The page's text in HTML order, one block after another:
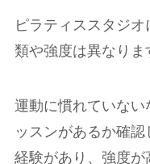
ピラティススタジ
類や強度は異なりま
運動に慣れていな
ッスンがあるか確
経験があり、強度が